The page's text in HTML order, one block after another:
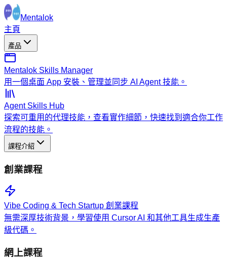
Mentalok
主頁
產品
Mentalok Skills Manager
用一個桌面 App 安裝、管理並同步 AI Agent 技能。
Agent Skills Hub
探索可重用的代理技能，查看實作細節，快速找到適合你工作
流程的技能。
課程介紹
創業課程
Vibe Coding & Tech Startup 創業課程
無需深厚技術背景，學習使用 Cursor AI 和其他工具生成生產
級代碼。
網上課程